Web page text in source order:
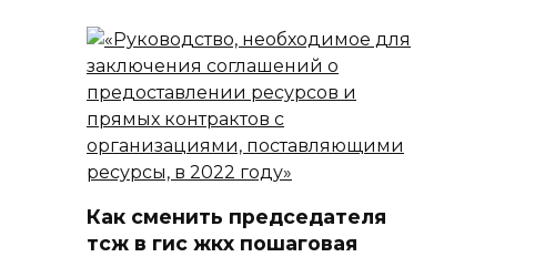
Как сменить председателя
тсж в гис жкх пошаговая